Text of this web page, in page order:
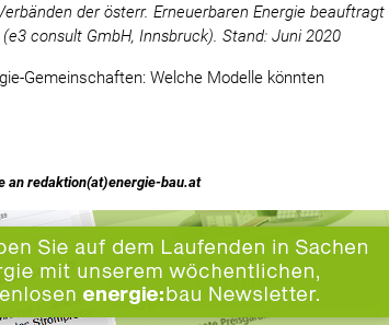
der österr. Erneuerbaren Energie beauftragt
consult GmbH, Innsbruck). Stand: Juni 2020
Gemeinschaften: Welche Modelle könnten
an redaktion(at)energie-bau.at